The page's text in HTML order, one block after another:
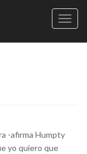
-afirma Humpty
yo quiero que